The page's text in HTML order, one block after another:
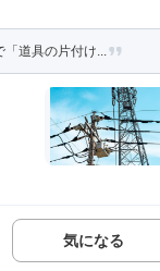
「道具の片付け...
気になる